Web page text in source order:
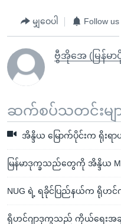
မျှဝေပါ Follow us
ဗွီအိုအေ (မြန်မာ
ဆက်စပ်သတင်းမျာ
အိန္ဒိယ မြောက်ပိုင်းက ရိုးရ
မြန်မာဒုက္ခသည်တွေကို အိန္ဒိယ
NUG ရဲ့ ရခိုင်ပြည်နယ်က ရိုဟင်ဂ
ရိုဟင်ဂျာဒုက္ခသည် ကိုယ်ရေးအ